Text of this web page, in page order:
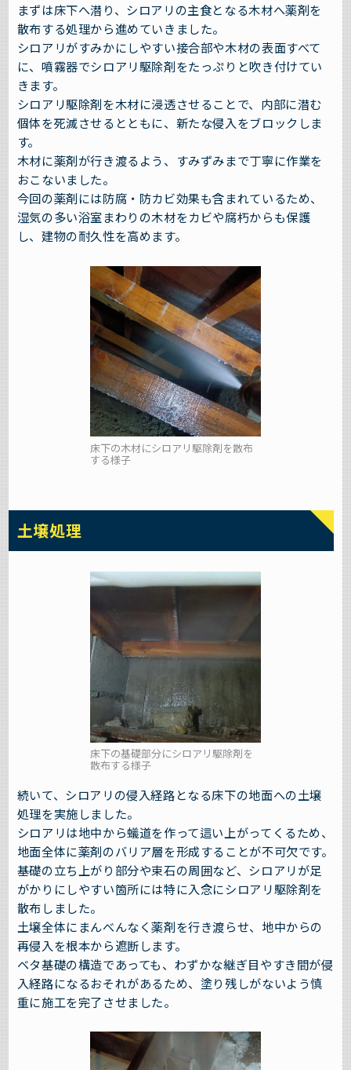
まずは床下へ潜り、シロアリの主食となる木材へ薬剤を
散布する処理から進めていきました。
シロアリがすみかにしやすい接合部や木材の表面すべて
に、噴霧器でシロアリ駆除剤をたっぷりと吹き付けてい
きます。
シロアリ駆除剤を木材に浸透させることで、内部に潜む
個体を死滅させるとともに、新たな侵入をブロックしま
す。
木材に薬剤が行き渡るよう、すみずみまで丁寧に作業を
おこないました。
今回の薬剤には防腐・防カビ効果も含まれているため、
湿気の多い浴室まわりの木材をカビや腐朽からも保護
し、建物の耐久性を高めます。
床下の木材にシロアリ駆除剤を散布
する様子
土壌処理
床下の基礎部分にシロアリ駆除剤を
散布する様子
続いて、シロアリの侵入経路となる床下の地面への土壌
処理を実施しました。
シロアリは地中から蟻道を作って這い上がってくるため、
地面全体に薬剤のバリア層を形成することが不可欠です。
基礎の立ち上がり部分や束石の周囲など、シロアリが足
がかりにしやすい箇所には特に入念にシロアリ駆除剤を
散布しました。
土壌全体にまんべんなく薬剤を行き渡らせ、地中からの
再侵入を根本から遮断します。
ベタ基礎の構造であっても、わずかな継ぎ目やすき間が侵
入経路になるおそれがあるため、塗り残しがないよう慎
重に施工を完了させました。